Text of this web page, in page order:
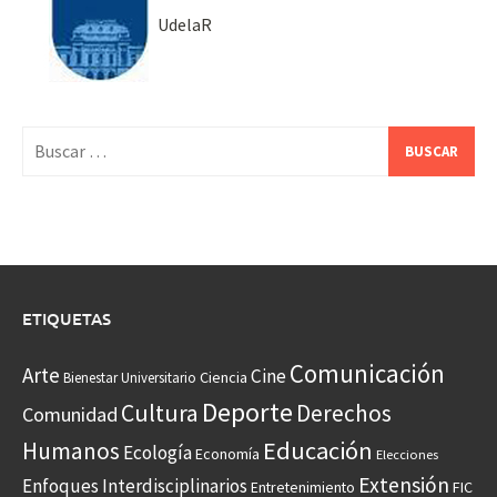
UdelaR
ETIQUETAS
Arte Bienestar Universitario Ciencia CineComunicación
Comunidad Cultura Deporte Derechos
Humanos EcologíaEconomía Educación Elecciones
Enfoques Interdisciplinarios Entretenimiento Extensión FIC